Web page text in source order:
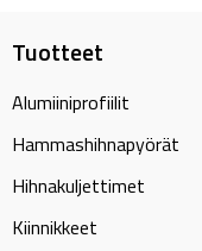
Tuotteet
Alumiiniprofiilit
Hammashihnapyörät
Hihnakuljettimet
Kiinnikkeet